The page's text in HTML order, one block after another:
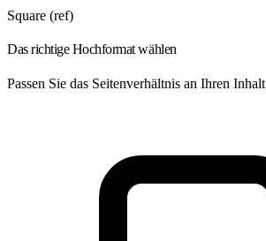
Square (ref)
Das richtige Hochformat wählen
Passen Sie das Seitenverhältnis an Ihren